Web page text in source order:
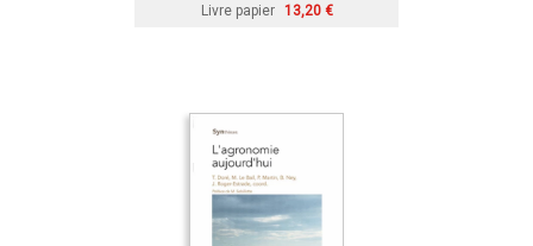
Livre papier 13,20 €